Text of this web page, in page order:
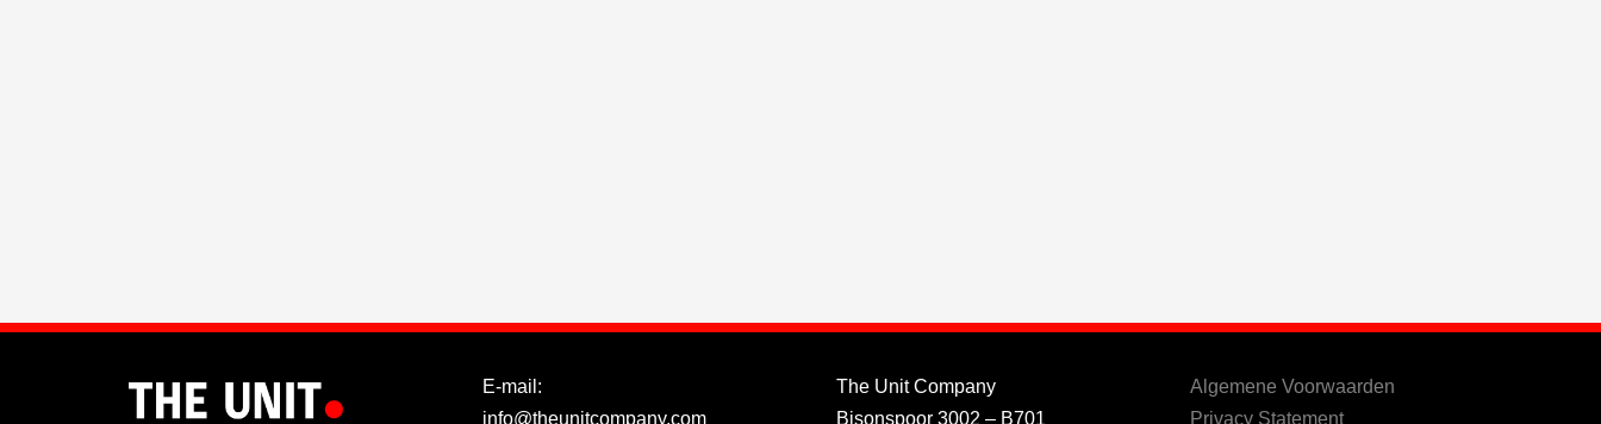
E-mail:
info@theunitcompany.com
The Unit Company
Bisonspoor 3002 – B701
Algemene Voorwaarden
Privacy Statement